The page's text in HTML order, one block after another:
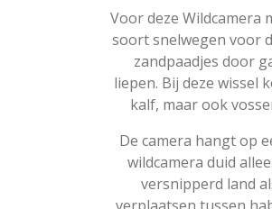
Voor deze Wildcamera
soort snelwegen voor
zandpaadjes door
liepen. Bij deze wissel
kalf, maar ook
De camera hangt op
wildcamera duid
versnipperd land